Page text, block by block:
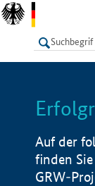
LISTE
Auf der
finden
GRW-